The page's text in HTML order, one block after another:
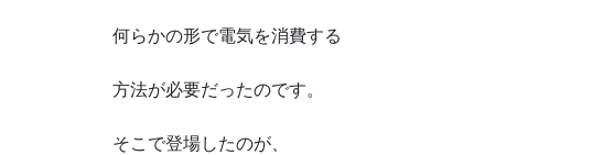
何らかの形で電気を消費する
方法が必要だったのです。
そこで登場したのが、